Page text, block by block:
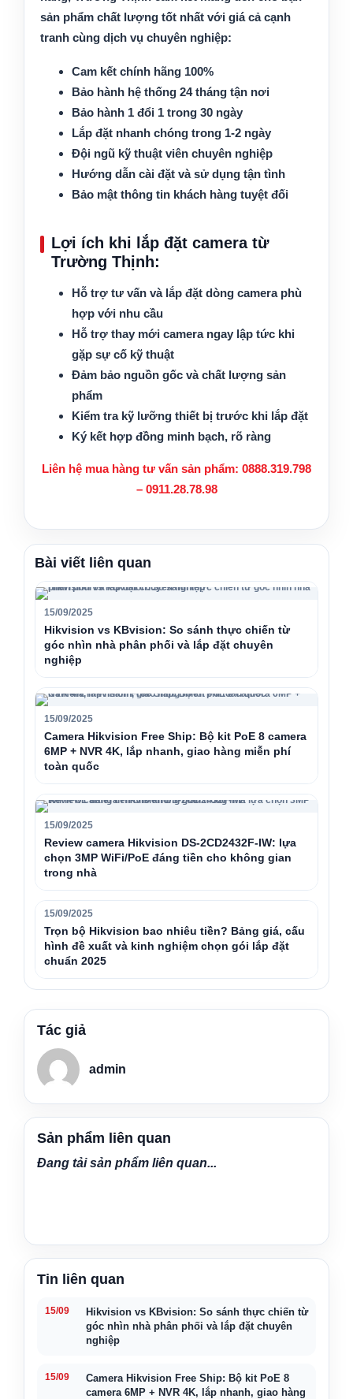
sản phẩm chất lượng tốt nhất với giá cả cạnh
tranh cùng dịch vụ chuyên nghiệp:
Cam kết chính hãng 100%
Bảo hành hệ thống 24 tháng tận nơi
Bảo hành 1 đổi 1 trong 30 ngày
Lắp đặt nhanh chóng trong 1-2 ngày
Đội ngũ kỹ thuật viên chuyên nghiệp
Hướng dẫn cài đặt và sử dụng tận tình
Bảo mật thông tin khách hàng tuyệt đối
Lợi ích khi lắp đặt camera từ
Trường Thịnh:
Hỗ trợ tư vấn và lắp đặt dòng camera phù
hợp với nhu cầu
Hỗ trợ thay mới camera ngay lập tức khi
gặp sự cố kỹ thuật
Đảm bảo nguồn gốc và chất lượng sản
phẩm
Kiểm tra kỹ lưỡng thiết bị trước khi lắp đặt
Ký kết hợp đồng minh bạch, rõ ràng
Liên hệ mua hàng tư vấn sản phẩm: 0888.319.798
– 0911.28.78.98
Bài viết liên quan
15/09/2025
Hikvision vs KBvision: So sánh thực chiến từ
góc nhìn nhà phân phối và lắp đặt chuyên
nghiệp
15/09/2025
Camera Hikvision Free Ship: Bộ kit PoE 8 camera
6MP + NVR 4K, lắp nhanh, giao hàng miễn phí
toàn quốc
15/09/2025
Review camera Hikvision DS-2CD2432F-IW: lựa
chọn 3MP WiFi/PoE đáng tiền cho không gian
trong nhà
15/09/2025
Trọn bộ Hikvision bao nhiêu tiền? Bảng giá, cấu
hình đề xuất và kinh nghiệm chọn gói lắp đặt
chuẩn 2025
Tác giả
admin
Sản phẩm liên quan
Đang tải sản phẩm liên quan...
Tin liên quan
15/09
Hikvision vs KBvision: So sánh thực chiến từ
góc nhìn nhà phân phối và lắp đặt chuyên
nghiệp
15/09
Camera Hikvision Free Ship: Bộ kit PoE 8
camera 6MP + NVR 4K, lắp nhanh, giao hàng